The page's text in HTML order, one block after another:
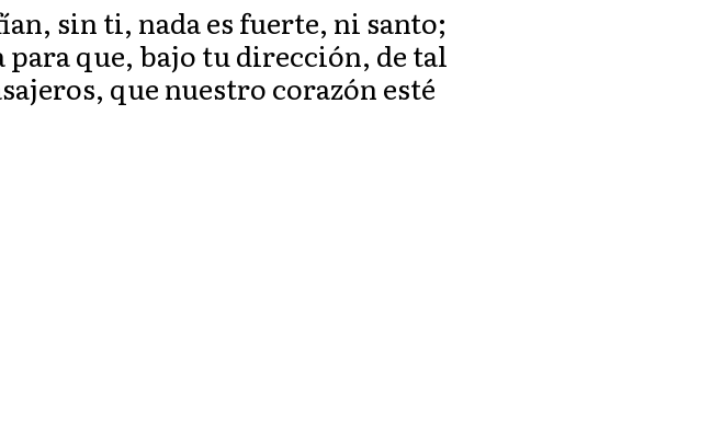
sin ti, nada es fuerte, ni santo;
que, bajo tu dirección, de tal
que nuestro corazón esté